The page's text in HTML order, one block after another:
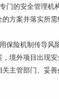
门的安全管理机
方案并落实所
保险机制传导风
境外项目出现
主管部门、妥